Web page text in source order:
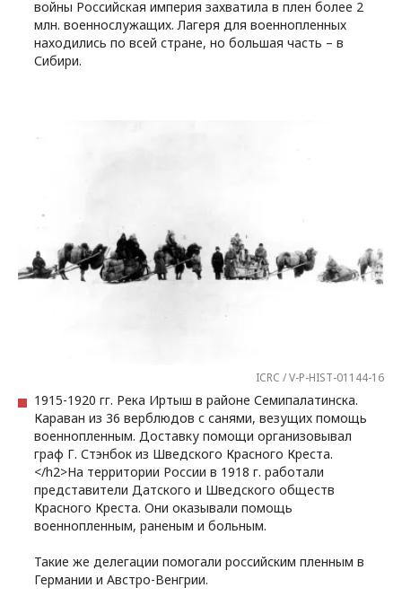
войны Российская империя захватила в плен более 2
млн. военнослужащих. Лагеря для военнопленных
находились по всей стране, но большая часть – в
Сибири.
ICRC / V-P-HIST-01144-16
1915-1920 гг. Река Иртыш в районе Семипалатинска.
Караван из 36 верблюдов с санями, везущих помощь
военнопленным. Доставку помощи организовывал
граф Г. Стэнбок из Шведского Красного Креста.
</h2>На территории России в 1918 г. работали
представители Датского и Шведского обществ
Красного Креста. Они оказывали помощь
военнопленным, раненым и больным.
Такие же делегации помогали российским пленным в
Германии и Австро-Венгрии.